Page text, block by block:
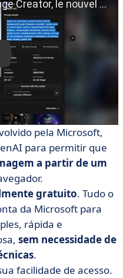
pela Microsoft,
para permitir que
a partir de um
gratuito. Tudo o
da Microsoft para
rápida e
sem necessidade de
.
facilidade de acesso.